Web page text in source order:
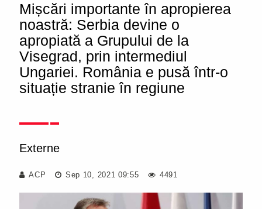
Mișcări importante în apropierea
noastră: Serbia devine o
apropiată a Grupului de la
Visegrad, prin intermediul
Ungariei. România e pusă într-o
situație stranie în regiune
Externe
ACP Sep 10, 2021 09:55 4491